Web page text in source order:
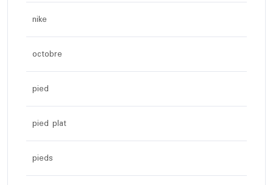
nike
octobre
pied
pied plat
pieds